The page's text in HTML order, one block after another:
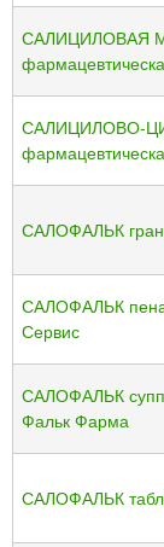
САЛИЦИЛОВАЯ
САЛИЦИЛОВО-
САЛОФАЛЬК
САЛОФАЛЬК пена
Сервис
САЛОФАЛЬК
Фальк Фарма
САЛОФАЛЬК